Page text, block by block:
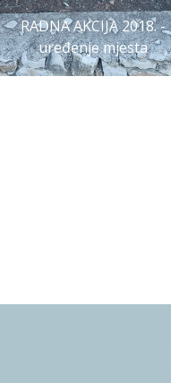
RADNA AKCIJA 2018. -
uređenje mjesta